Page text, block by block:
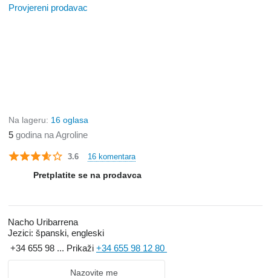
Provjereni prodavac
Na lageru: 16 oglasa
5 godina na Agroline
3.6 16 komentara
Pretplatite se na prodavca
Nacho Uribarrena
Jezici: španski, engleski
+34 655 98 ... Prikaži +34 655 98 12 80
Nazovite me